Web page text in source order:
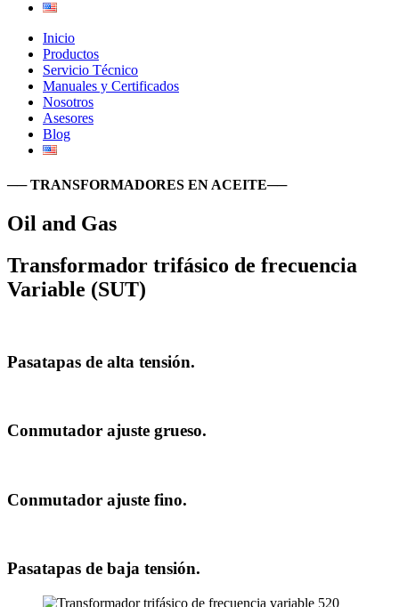
Inicio
Productos
Servicio Técnico
Manuales y Certificados
Nosotros
Asesores
Blog
── TRANSFORMADORES EN ACEITE──
Oil and Gas
Transformador trifásico de frecuencia
Variable (SUT)
Pasatapas de alta tensión.
Conmutador ajuste grueso.
Conmutador ajuste fino.
Pasatapas de baja tensión.